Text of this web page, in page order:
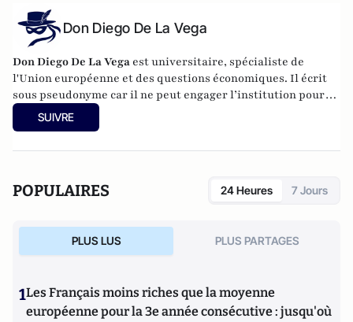
Don Diego De La Vega
Don Diego De La Vega est universitaire, spécialiste de
l'Union européenne et des questions économiques. Il écrit
sous pseudonyme car il ne peut engager l’institution pour
laquelle il travaille.
SUIVRE
POPULAIRES 24 Heures 7 Jours
PLUS LUS PLUS PARTAGES
1Les Français moins riches que la moyenne
européenne pour la 3e année consécutive : jusqu'où